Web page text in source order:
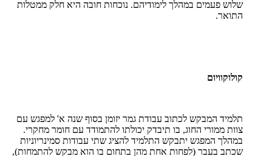
שלוש פעמים במהלך לימודיהם. נוכחות חובה היא חלק ממטלות
התואר.
קולוקוויום
תלמיד המבקש לכתוב עבודת גמר יזומן בסוף שנה א' למפגש עם
צוות ממורי החוג, בו תיבדק יכולתו להתמודד עם חומר מחקרי.
במהלך המפגש יתבקש התלמיד להציג שתי עבודות סמינריוניות
שכתב בעבר (לפחות אחת מהן בתחום בו הוא מבקש להתמחות),